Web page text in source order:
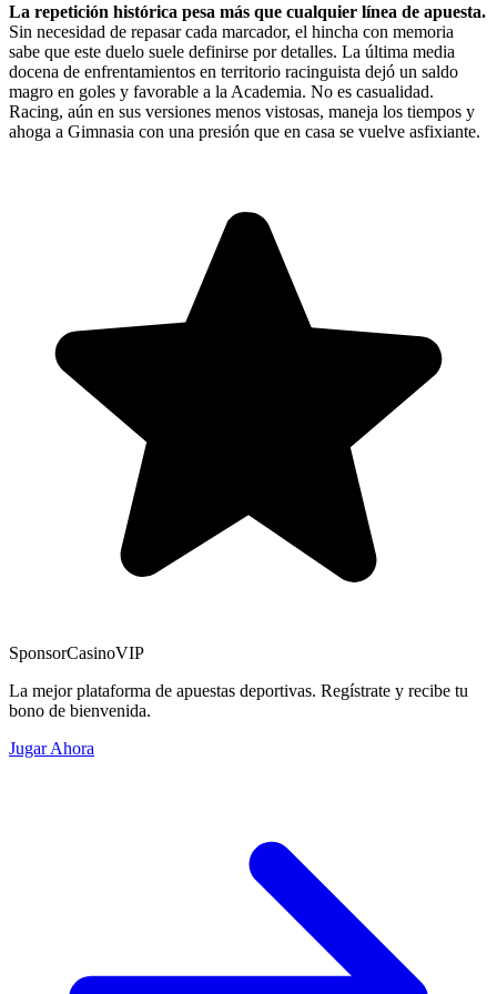
La repetición histórica pesa más que cualquier línea de apuesta.
Sin necesidad de repasar cada marcador, el hincha con memoria
sabe que este duelo suele definirse por detalles. La última media
docena de enfrentamientos en territorio racinguista dejó un saldo
magro en goles y favorable a la Academia. No es casualidad.
Racing, aún en sus versiones menos vistosas, maneja los tiempos y
ahoga a Gimnasia con una presión que en casa se vuelve asfixiante.
SponsorCasinoVIP
La mejor plataforma de apuestas deportivas. Regístrate y recibe tu
bono de bienvenida.
Jugar Ahora